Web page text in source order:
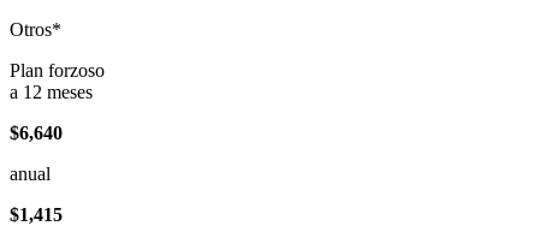
Otros*
Plan forzoso
a 12 meses
$6,640
anual
$1,415